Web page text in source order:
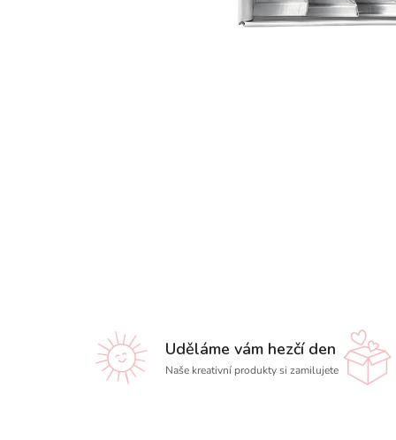
Uděláme vám hezčí den
Naše kreativní produkty si zamilujete